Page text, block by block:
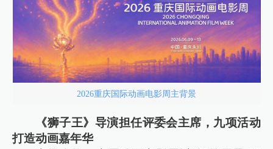
2026重庆国际动画电影周主背景
《狮子王》导演担任评委会主席，九项活动
打造动画嘉年华